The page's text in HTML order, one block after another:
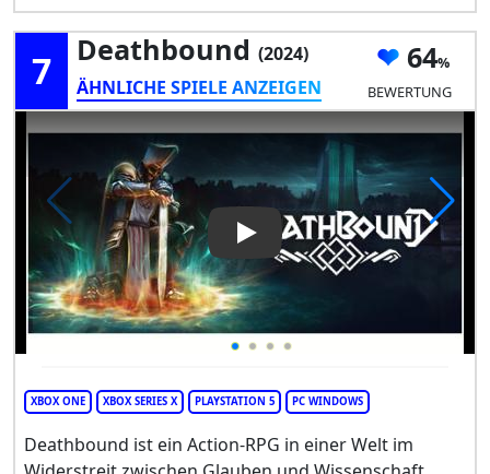
7 Deathbound (2024)
ÄHNLICHE SPIELE ANZEIGEN
64
BEWERTUNG
Play Video: Deathbound
XBOX ONE XBOX SERIES X PLAYSTATION 5 PC WINDOWS
Deathbound ist ein Action-RPG in einer Welt im